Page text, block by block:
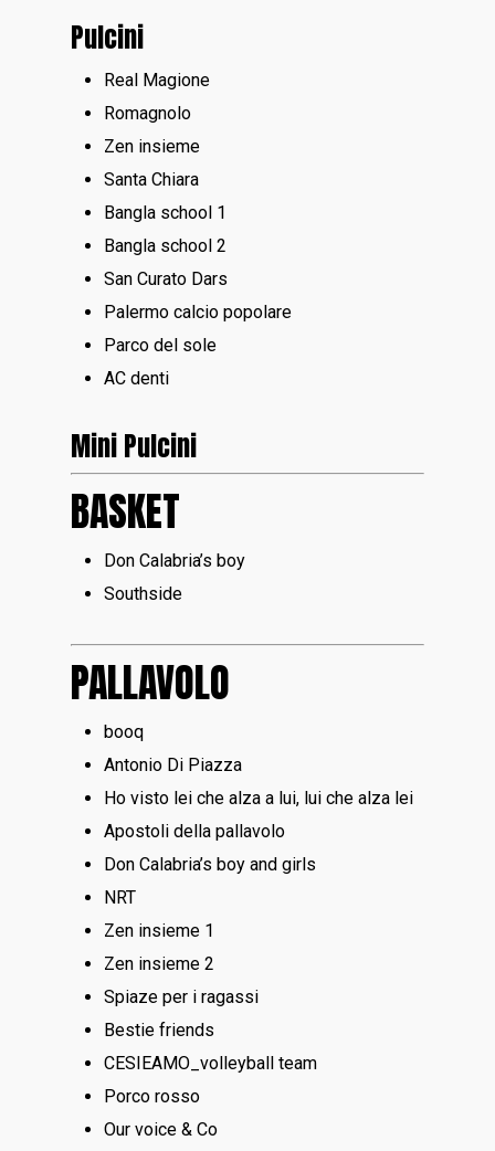
Pulcini
Real Magione
Romagnolo
Zen insieme
Santa Chiara
Bangla school 1
Bangla school 2
San Curato Dars
Palermo calcio popolare
Parco del sole
AC denti
Mini Pulcini
BASKET
Don Calabria’s boy
Southside
PALLAVOLO
booq
Antonio Di Piazza
Ho visto lei che alza a lui, lui che alza lei
Apostoli della pallavolo
Don Calabria’s boy and girls
NRT
Zen insieme 1
Zen insieme 2
Spiaze per i ragassi
Bestie friends
CESIEAMO_volleyball team
Porco rosso
Our voice & Co